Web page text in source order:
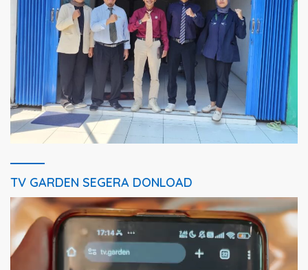
TV GARDEN SEGERA DONLOAD
Pemutar
Video